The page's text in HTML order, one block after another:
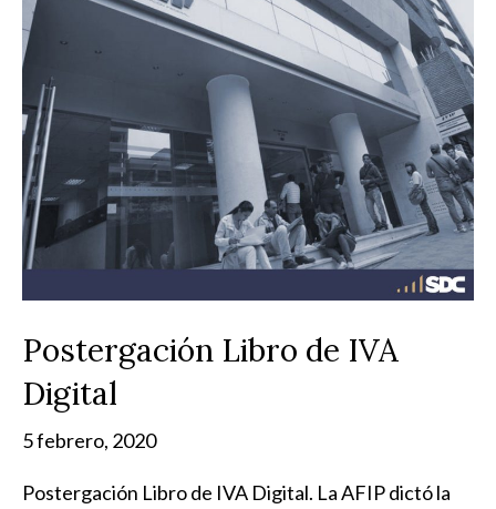
Postergación Libro de IVA
Digital
5 febrero, 2020
Postergación Libro de IVA Digital. La AFIP dictó la